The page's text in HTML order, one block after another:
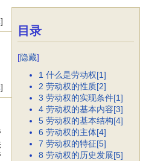
目录
[隐藏]
1 什么是劳动权[1]
2 劳动权的性质[2]
3 劳动权的实现条件[1]
4 劳动权的基本内容[3]
5 劳动权的基本结构[4]
6 劳动权的主体[4]
7 劳动权的特征[5]
8 劳动权的历史发展[5]
]
]